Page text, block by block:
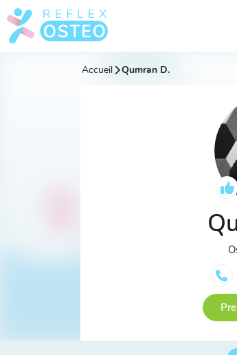
Accueil Qumran D.